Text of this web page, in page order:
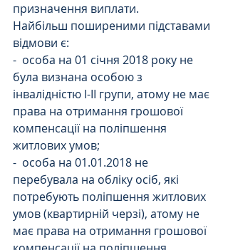
призначення виплати.
Найбільш поширеними підставами
відмови є:
-  особа на 01 січня 2018 року не
була визнана особою з
інвалідністю І-ІІ групи, атому не має
права на отримання грошової
компенсації на поліпшення
житлових умов;
-  особа на 01.01.2018 не
перебувала на обліку осіб, які
потребують поліпшення житлових
умов (квартирній черзі), атому не
має права на отримання грошової